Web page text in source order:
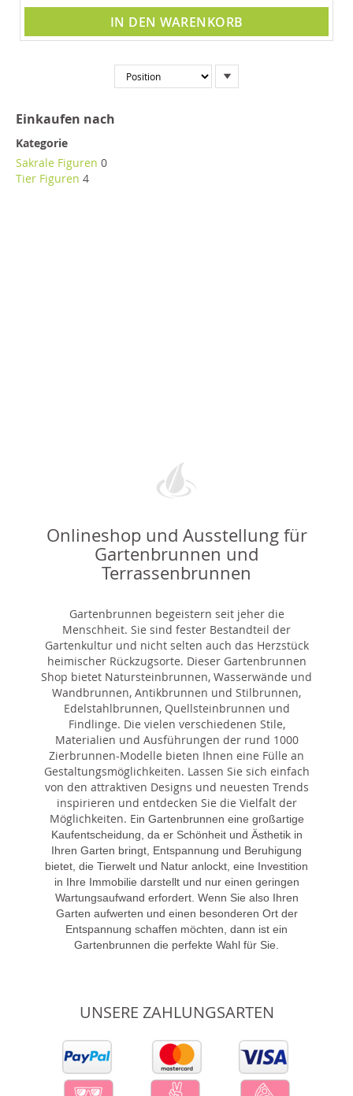
IN DEN WARENKORB
absteigender
Einkaufen nach
Kategorie
Sakrale Figuren 0
Tier Figuren 4
Onlineshop und Ausstellung für
Gartenbrunnen und
Terrassenbrunnen
Gartenbrunnen begeistern seit jeher die
Menschheit. Sie sind fester Bestandteil der
Gartenkultur und nicht selten auch das Herzstück
heimischer Rückzugsorte. Dieser Gartenbrunnen
Shop bietet Natursteinbrunnen, Wasserwände und
Wandbrunnen, Antikbrunnen und Stilbrunnen,
Edelstahlbrunnen, Quellsteinbrunnen und
Findlinge. Die vielen verschiedenen Stile,
Materialien und Ausführungen der rund 1000
Zierbrunnen-Modelle bieten Ihnen eine Fülle an
Gestaltungsmöglichkeiten. Lassen Sie sich einfach
von den attraktiven Designs und neuesten Trends
inspirieren und entdecken Sie die Vielfalt der
Möglichkeiten. Ein Gartenbrunnen eine großartige
Kaufentscheidung, da er Schönheit und Ästhetik in
Ihren Garten bringt, Entspannung und Beruhigung
bietet, die Tierwelt und Natur anlockt, eine Investition
in Ihre Immobilie darstellt und nur einen geringen
Wartungsaufwand erfordert. Wenn Sie also Ihren
Garten aufwerten und einen besonderen Ort der
Entspannung schaffen möchten, dann ist ein
Gartenbrunnen die perfekte Wahl für Sie.
UNSERE ZAHLUNGSARTEN